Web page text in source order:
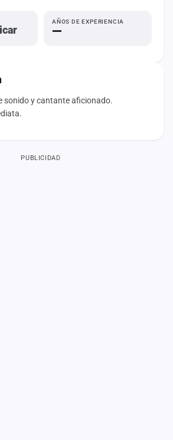
AÑOS DE EXPERIENCIA
—
sonido y cantante aficionado.
PUBLICIDAD